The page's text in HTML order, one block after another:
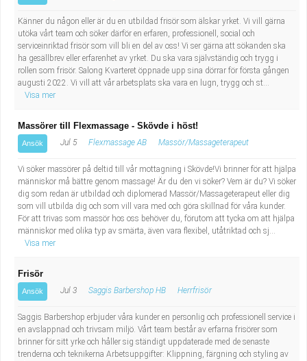
Känner du någon eller är du en utbildad frisör som älskar yrket. Vi vill gärna
utöka vårt team och söker därför en erfaren, professionell, social och
serviceinriktad frisör som vill bli en del av oss! Vi ser gärna att sökanden ska
ha gesällbrev eller erfarenhet av yrket. Du ska vara självständig och trygg i
rollen som frisör. Salong Kvarteret öppnade upp sina dörrar för första gången
augusti 2022. Vi vill att vår arbetsplats ska vara en lugn, trygg och st...
Visa mer
Massörer till Flexmassage - Skövde i höst!
Ansök Jul 5 Flexmassage AB Massör/Massageterapeut
Vi söker massörer på deltid till vår mottagning i Skövde!Vi brinner för att hjälpa
människor må bättre genom massage! Är du den vi söker? Vem är du? Vi söker
dig som redan är utbildad och diplomerad Massör/Massageterapeut eller dig
som vill utbilda dig och som vill vara med och göra skillnad för våra kunder.
För att trivas som massör hos oss behöver du, förutom att tycka om att hjälpa
människor med olika typ av smärta, även vara flexibel, utåtriktad och sj...
Visa mer
Frisör
Ansök Jul 3 Saggis Barbershop HB Herrfrisör
Saggis Barbershop erbjuder våra kunder en personlig och professionell service i
en avslappnad och trivsam miljö. Vårt team består av erfarna frisörer som
brinner för sitt yrke och håller sig ständigt uppdaterade med de senaste
trenderna och teknikerna Arbetsuppgifter: Klippning, färgning och styling av